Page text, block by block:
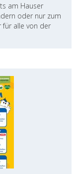
am Hauser
oder nur zum
für alle von der